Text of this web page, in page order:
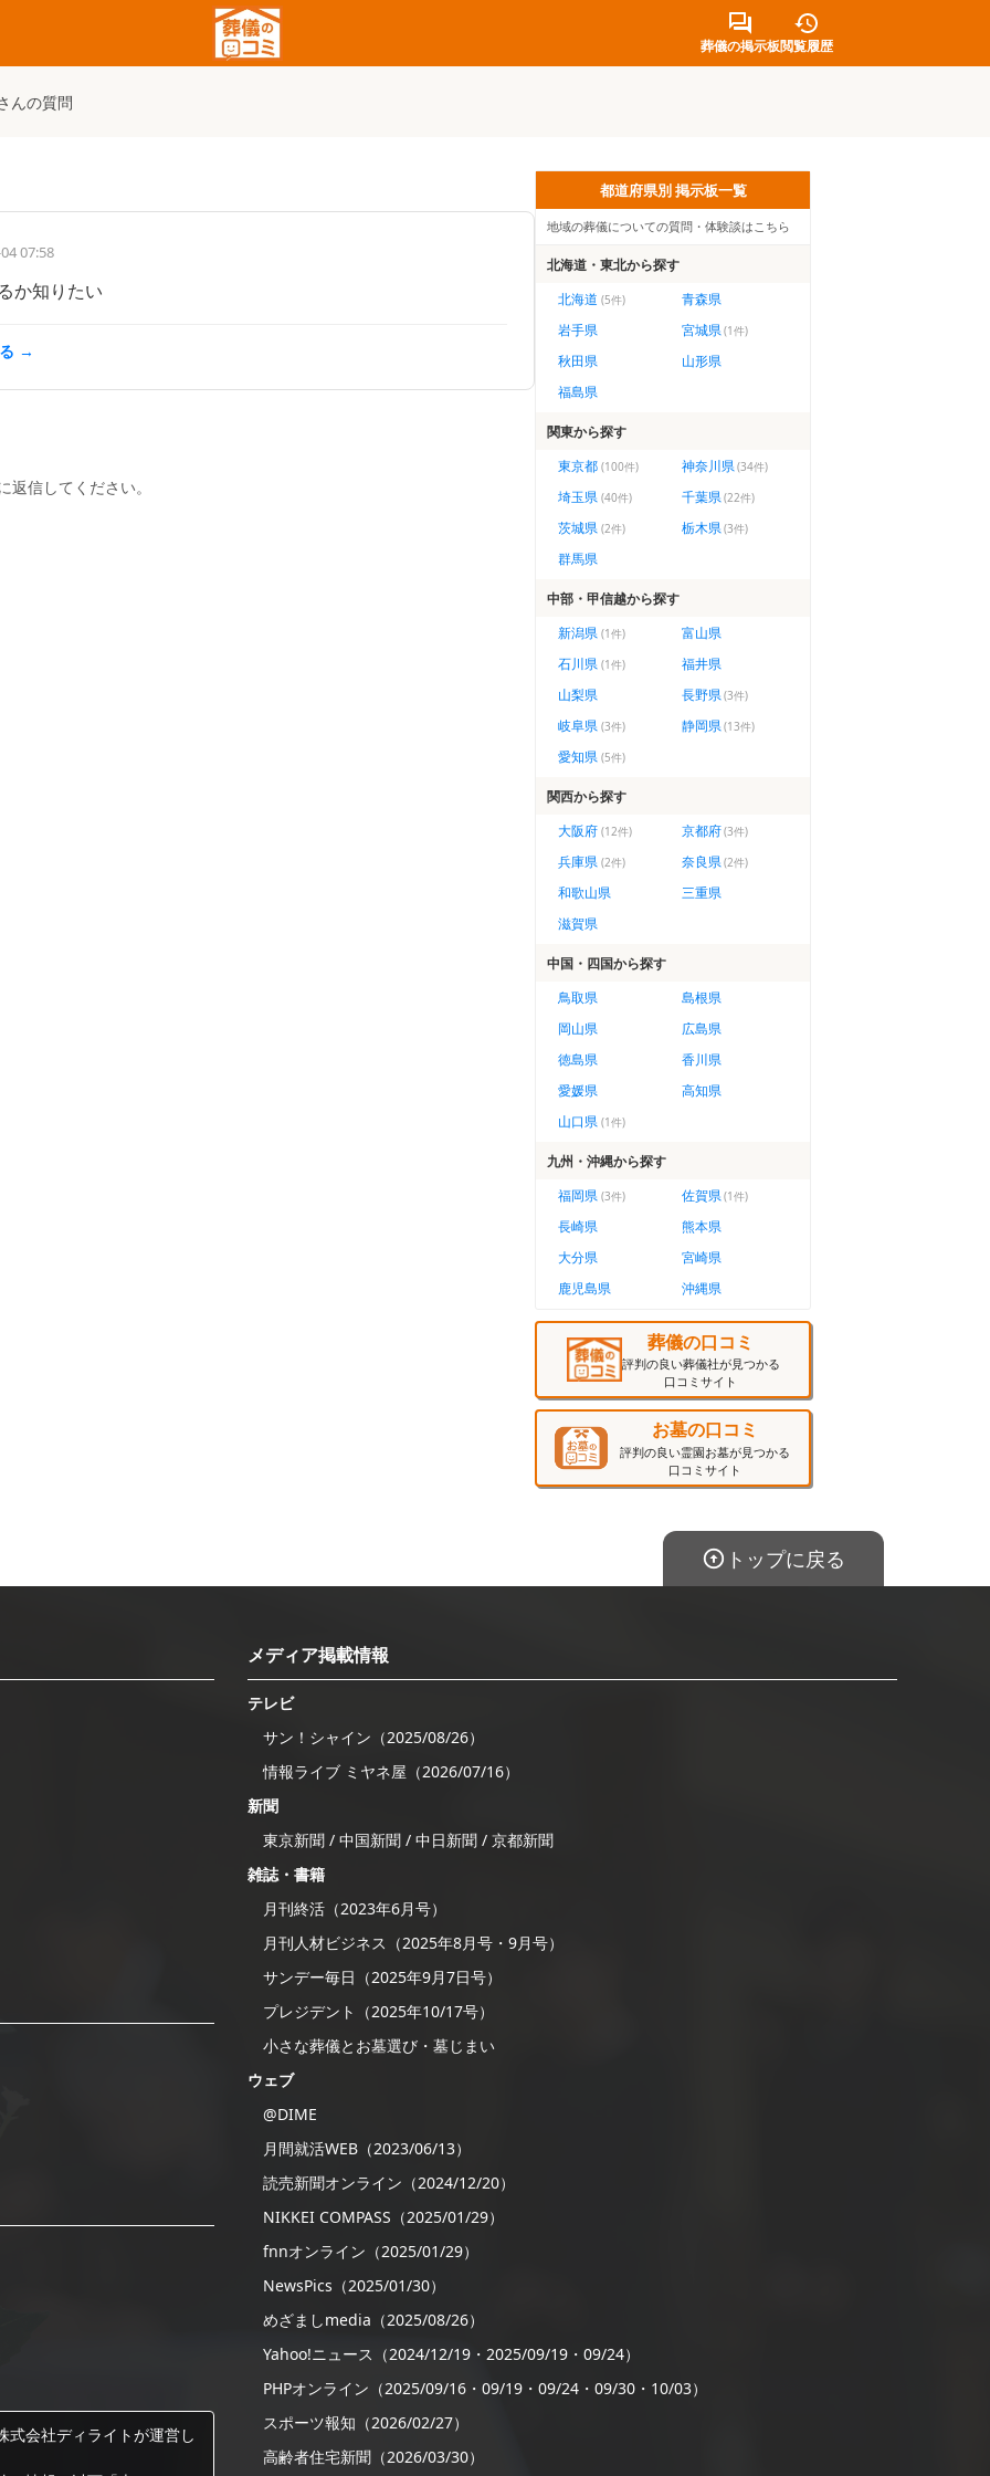
葬儀の掲示板閲覧履歴
んの質問
07:58
か知りたい
→
信してください。
都道府県別 掲示板一覧
地域の葬儀についての質問・体験談はこちら
北海道・東北から探す
北海道 (5件)
青森県
岩手県
宮城県(1件)
秋田県
山形県
福島県
関東から探す
東京都 (100件) 神奈川県(34件)
埼玉県 (40件) 千葉県(22件)
茨城県 (2件) 栃木県(3件)
群馬県
中部・甲信越から探す
新潟県 (1件)
富山県
石川県 (1件)
福井県
山梨県
長野県(3件)
岐阜県 (3件) 静岡県(13件)
愛知県 (5件)
関西から探す
大阪府 (12件) 京都府(3件)
兵庫県 (2件) 奈良県(2件)
和歌山県
三重県
滋賀県
中国・四国から探す
鳥取県
島根県
岡山県
広島県
徳島県
香川県
愛媛県
高知県
山口県 (1件)
九州・沖縄から探す
福岡県 (3件) 佐賀県(1件)
長崎県
熊本県
大分県
宮崎県
鹿児島県
沖縄県
葬儀の口コミ
評判の良い葬儀社が見つかる
口コミサイト
お墓の口コミ
評判の良い霊園お墓が見つかる
口コミサイト
トップに戻る
式会社ディライトが運営し
メディア掲載情報
テレビ
サン！シャイン（2025/08/26）
情報ライブ ミヤネ屋（2026/07/16）
新聞
東京新聞 / 中国新聞 / 中日新聞 / 京都新聞
雑誌・書籍
月刊終活（2023年6月号）
月刊人材ビジネス（2025年8月号・9月号）
サンデー毎日（2025年9月7日号）
プレジデント（2025年10/17号）
小さな葬儀とお墓選び・墓じまい
ウェブ
@DIME
月間就活WEB（2023/06/13）
読売新聞オンライン（2024/12/20）
NIKKEI COMPASS（2025/01/29）
fnnオンライン（2025/01/29）
NewsPics（2025/01/30）
めざましmedia（2025/08/26）
Yahoo!ニュース（2024/12/19・2025/09/19・09/24）
PHPオンライン（2025/09/16・09/19・09/24・09/30・10/03）
スポーツ報知（2026/02/27）
高齢者住宅新聞（2026/03/30）